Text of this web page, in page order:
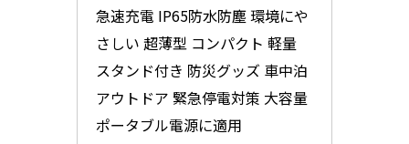
急速充電 IP65防水防塵 環境にや
さしい 超薄型 コンパクト 軽量
スタンド付き 防災グッズ 車中泊
アウトドア 緊急停電対策 大容量
ポータブル電源に適用